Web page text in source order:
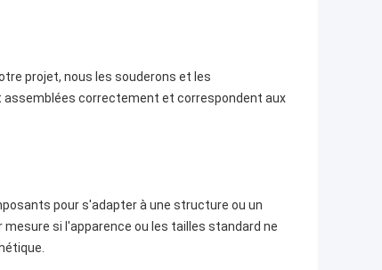
projet, nous les souderons et les
correctement et correspondent aux
pour s'adapter à une structure ou un
si l'apparence ou les tailles standard ne